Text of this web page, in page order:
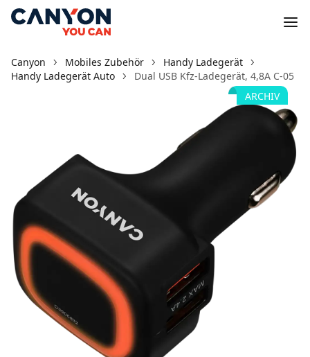
Canyon Mobiles Zubehör
Handy Ladegerät
Handy Ladegerät Auto
Dual USB Kfz-Ladegerät, 4,8A C-05
ARCHIV